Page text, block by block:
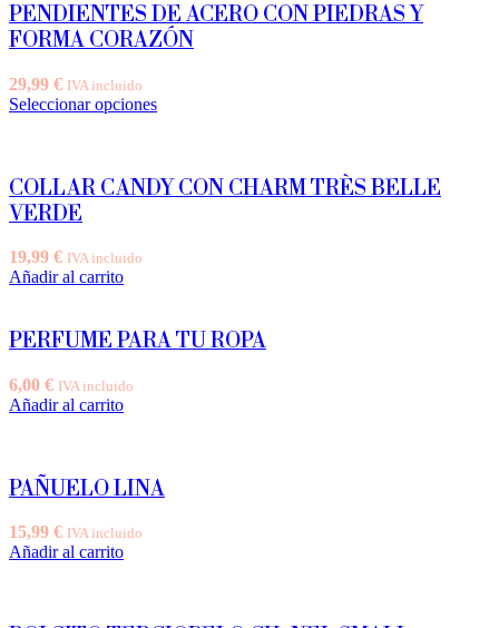
PENDIENTES DE ACERO CON PIEDRAS Y
FORMA CORAZÓN
29,99 € IVA incluido
Seleccionar opcionesEste
variantes.
Las
página
COLLAR CANDY CON CHARM TRÈS BELLE
VERDE
19,99 € IVA incluido
Añadir al carrito
PERFUME PARA TU ROPA
6,00 € IVA incluido
Añadir al carrito
PAÑUELO LINA
15,99 € IVA incluido
Añadir al carrito